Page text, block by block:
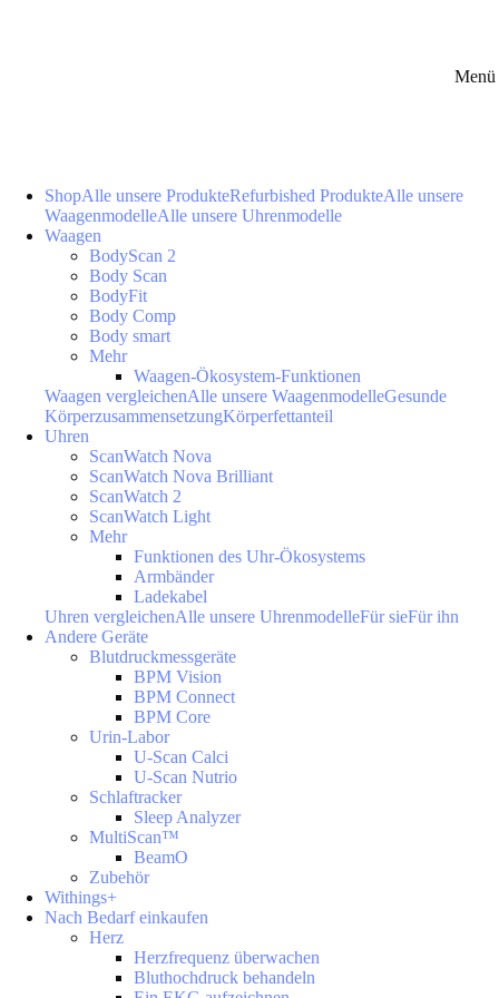
Menü
ShopAlle unsere ProdukteRefurbished ProdukteAlle unsere
WaagenmodelleAlle unsere Uhrenmodelle
Waagen
BodyScan 2
Body Scan
BodyFit
Body Comp
Body smart
Mehr
Waagen-Ökosystem-Funktionen
Waagen vergleichenAlle unsere WaagenmodelleGesunde
KörperzusammensetzungKörperfettanteil
Uhren
ScanWatch Nova
ScanWatch Nova Brilliant
ScanWatch 2
ScanWatch Light
Mehr
Funktionen des Uhr-Ökosystems
Armbänder
Ladekabel
Uhren vergleichenAlle unsere UhrenmodelleFür sieFür ihn
Andere Geräte
Blutdruckmessgeräte
BPM Vision
BPM Connect
BPM Core
Urin-Labor
U-Scan Calci
U-Scan Nutrio
Schlaftracker
Sleep Analyzer
MultiScan™
BeamO
Zubehör
Withings+
Nach Bedarf einkaufen
Herz
Herzfrequenz überwachen
Bluthochdruck behandeln